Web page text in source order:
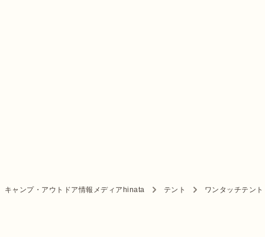
キャンプ・アウトドア情報メディアhinata テント ワンタッチテント